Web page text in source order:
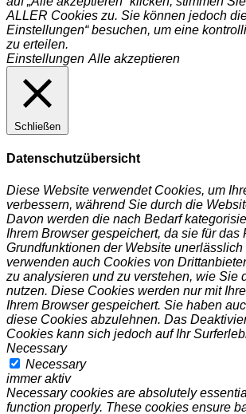
ALLER Cookies zu. Sie können jedoch
Einstellungen“ besuchen, um eine
zu erteilen.
Einstellungen Alle akzeptieren
Schließen
Datenschutzübersicht
Diese Website verwendet Cookies, um
verbessern, während Sie durch die
Davon werden die nach Bedarf
Ihrem Browser gespeichert, da sie für das
Grundfunktionen der Website unerlässlich
verwenden auch Cookies von
zu analysieren und zu verstehen, wie Sie
nutzen. Diese Cookies werden nur mit
Ihrem Browser gespeichert. Sie haben
diese Cookies abzulehnen. Das
Cookies kann sich jedoch auf Ihr
Necessary
Necessary
immer aktiv
Necessary cookies are absolutely
function properly. These cookies ensure